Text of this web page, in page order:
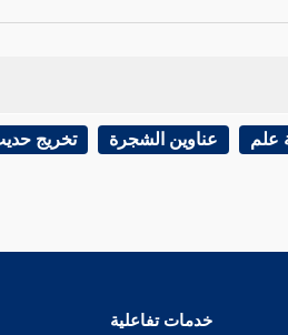
علم عناوين الشجرة تخريج
خدمات تفاعلية